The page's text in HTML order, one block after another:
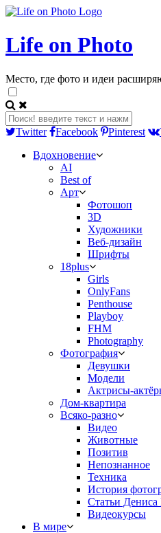
Life on Photo
Место, где фото и идеи
Twitter Facebook Pinterest
Вдохновение
AI
Best of
Арт
Фотошоп
3D
Художники
Веб-дизайн
Шрифты
18plus
Girls
OnlyFans
Penthouse
Playboy
FHM
Photography
Фотография
Девушки
Модели
Актрисы-
Дом-квартира
Всяко-разно
Видео
Животные
Позитив
Непознанное
Техника
История
Статьи Дениса
Видеокурсы
В мире